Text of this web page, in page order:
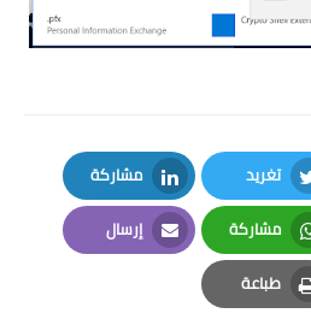
تغريد
Twitter
مشاركة
LinkedIn
مشاركة
Whatsapp
إرسال
Email
طباعة
Print